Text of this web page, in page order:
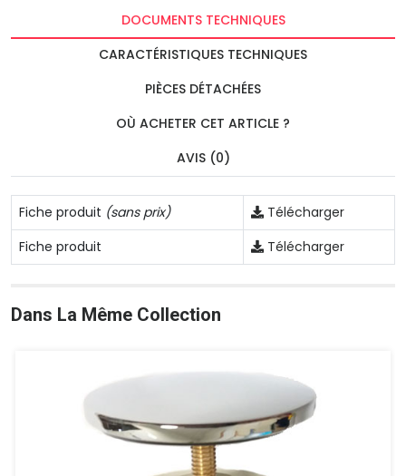
DOCUMENTS TECHNIQUES
CARACTÉRISTIQUES TECHNIQUES
PIÈCES DÉTACHÉES
OÙ ACHETER CET ARTICLE ?
AVIS (0)
Fiche produit (sans prix)
Télécharger
Fiche produit
Télécharger
Dans La Même Collection